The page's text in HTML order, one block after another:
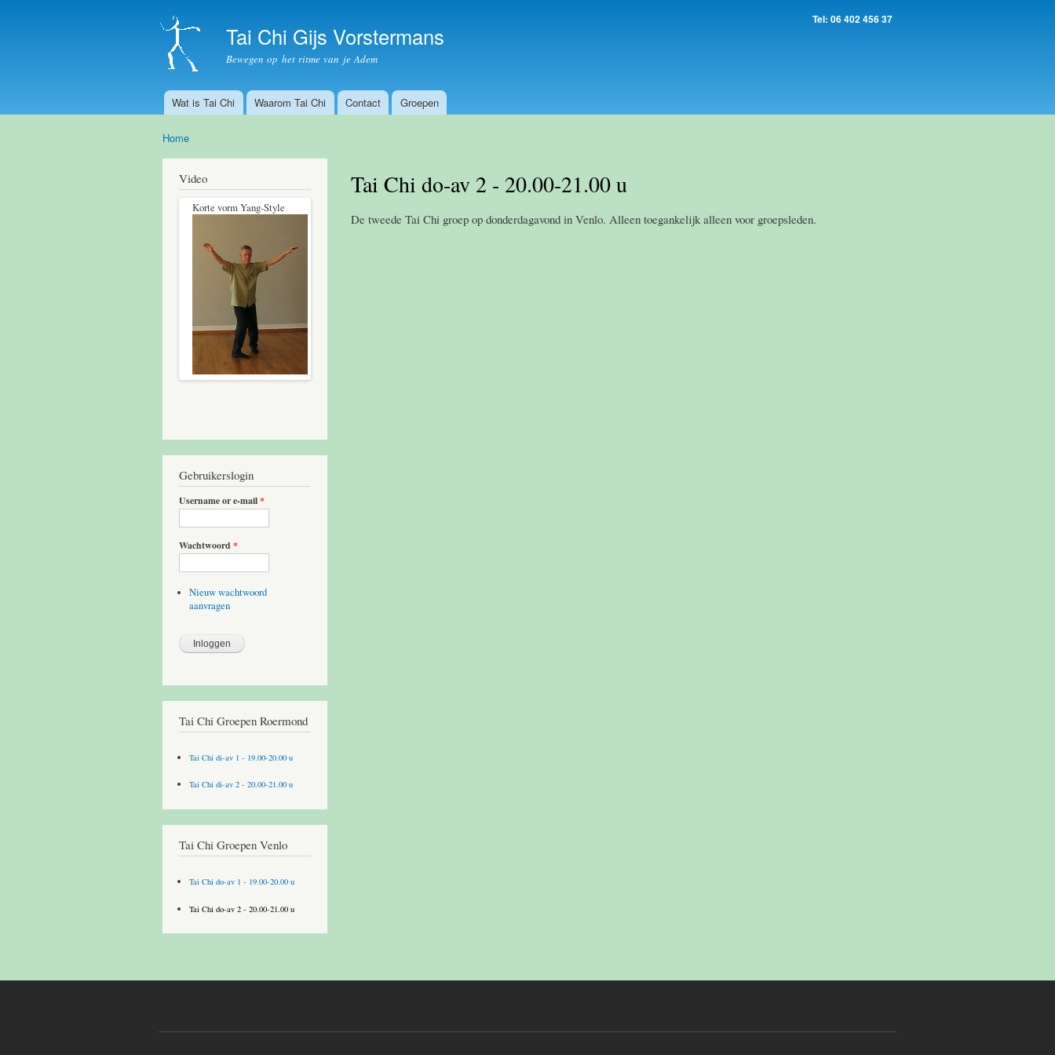
Tai Chi Gijs Vorstermans
Bewegen op het ritme van je Adem
Tel: 06 402 456 37
Hoofdmenu
Wat is Tai Chi Waarom Tai Chi Contact Groepen
Home
Video
Korte vorm Yang-Style
Gebruikerslogin
Username or e-mail*
Wachtwoord *
Nieuw wachtwoord
aanvragen
Tai Chi Groepen Roermond
Tai Chi di-av 1 - 19.00-20.00 u
Tai Chi di-av 2 - 20.00-21.00 u
Tai Chi Groepen Venlo
Tai Chi do-av 1 - 19.00-20.00 u
Tai Chi do-av 2 - 20.00-21.00 u
Tai Chi do-av 2 - 20.00-21.00 u
De tweede Tai Chi groep op donderdagavond in Venlo. Alleen toegankelijk alleen voor groepsleden.